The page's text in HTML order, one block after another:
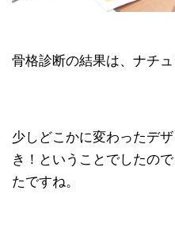
骨格診断の結果は、ナチュ
少しどこかに変わったデ
き！ということでしたの
たですね。